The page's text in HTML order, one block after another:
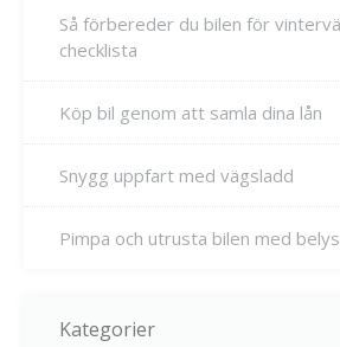
Så förbereder du bilen för
checklista
Köp bil genom att samla dina lån
Snygg uppfart med vägsladd
Pimpa och utrusta bilen med
Kategorier